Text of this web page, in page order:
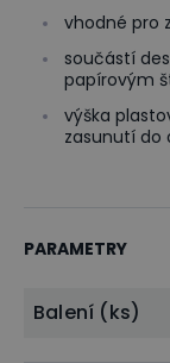
vhodné pro
součástí
papírovým
výška
zasunutí do
PARAMETRY
Balení (ks)